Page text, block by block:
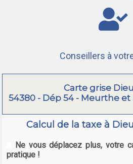
Conseillers à
Carte grise
54380 - Dép 54 - Meurthe
Calcul de la taxe à
Ne vous déplacez plus, votre
pratique !